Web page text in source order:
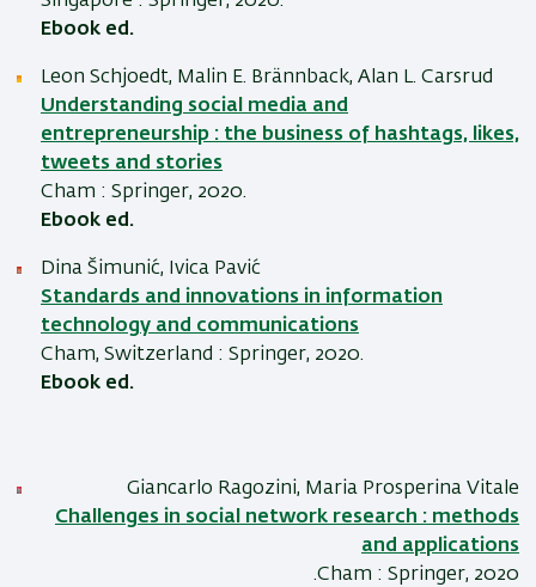
Ebook ed.
Leon Schjoedt, Malin E. Brännback, Alan L. Carsrud
Understanding social media and
entrepreneurship : the business of hashtags, likes,
tweets and stories
Cham : Springer, 2020.
Ebook ed.
Dina Šimunić, Ivica Pavić
Standards and innovations in information
technology and communications
Cham, Switzerland : Springer, 2020.
Ebook ed.
Giancarlo Ragozini, Maria Prosperina Vitale
Challenges in social network research : methods
and applications
Cham : Springer, 2020.